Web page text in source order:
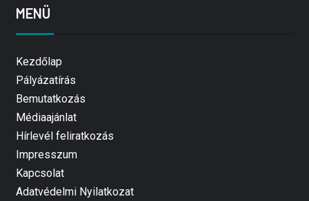
MENÜ
Kezdőlap
Pályázatírás
Bemutatkozás
Médiaajánlat
Hírlevél feliratkozás
Impresszum
Kapcsolat
Adatvédelmi Nyilatkozat